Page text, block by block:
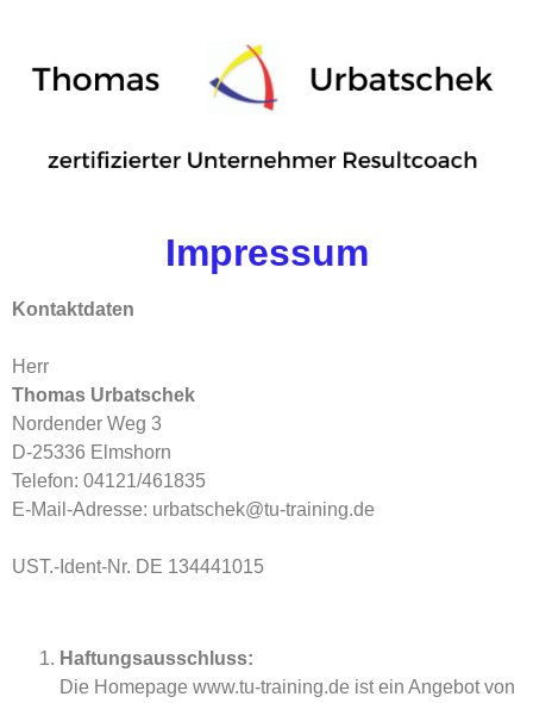
Impressum
Kontaktdaten
Herr
Thomas Urbatschek
Nordender Weg 3
D-25336 Elmshorn
Telefon: 04121/461835
E-Mail-Adresse: urbatschek@tu-training.de
UST.-Ident-Nr. DE 134441015
Haftungsausschluss:
Die Homepage www.tu-training.de ist ein Angebot von